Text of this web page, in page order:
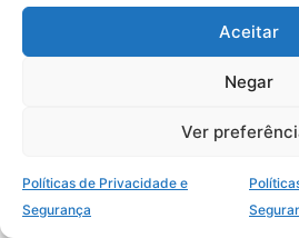
Aceitar
Negar
Ver
Políticas de Privacidade e
Segurança
10.28?
Em primeiro lugar, Jesus
distinção de substâncias
corpo, que pode perecer por
outra intangível (a alma, que
destruída pelo homem).